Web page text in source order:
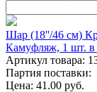
Шар (18''/46 см)
Камуфляж, 1 шт. в
Артикул товара:
Партия поставки:
Цена: 41.00 руб.